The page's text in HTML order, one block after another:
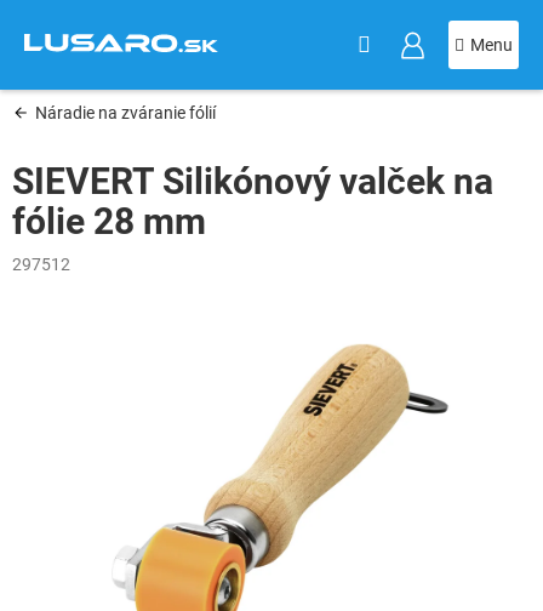
obsah
Náradie na zváranie fólií
SIEVERT Silikónový valček na
fólie 28 mm
297512